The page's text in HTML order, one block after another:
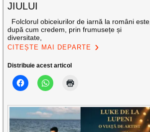
JIULUI
Folclorul obiceiurilor de iarnă la români este,
după cum credem, prin frumusețe și
diversitate,
CITEȘTE MAI DEPARTE
Distribuie acest articol